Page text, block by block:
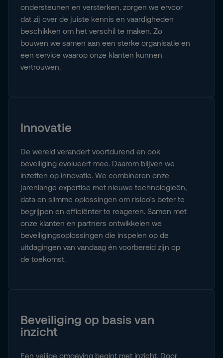
ondersteunen en versterken, zorgen we ervoor
dat zij over de juiste kennis en vaardigheden
beschikken om het verschil te maken. Zo
bouwen we samen aan een sterke organisatie en
een service waarop onze klanten kunnen
vertrouwen.
Innovatie
De wereld verandert voortdurend en ook
beveiliging evolueert mee. Daarom blijven we
inzetten op innovatie. We combineren onze
jarenlange expertise met nieuwe technologieën,
data en slimme oplossingen om risico’s beter te
begrijpen en efficiënter te reageren. Samen met
onze klanten en partners ontwikkelen we
beveiligingsoplossingen die inspelen op de
uitdagingen van vandaag én voorbereid zijn op
de toekomst.
Beveiliging op basis van
inzicht
Een veilige omgeving begint met inzicht. Door